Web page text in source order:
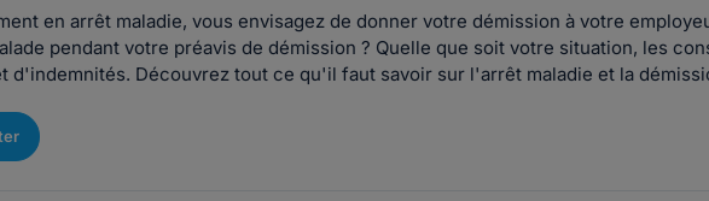
en arrêt maladie, vous envisagez de donner votre démission à votre
pendant votre préavis de démission ? Quelle que soit votre situation, les
d'indemnités. Découvrez tout ce qu'il faut savoir sur l'arrêt maladie et la